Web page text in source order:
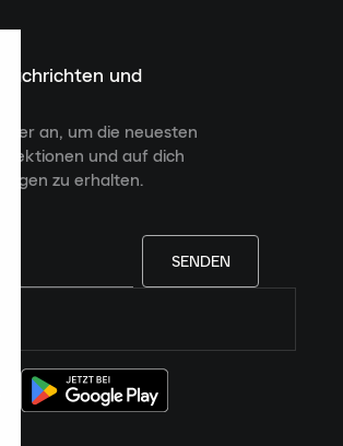
und
an, um die neuesten
und auf dich
zu erhalten.
SENDEN